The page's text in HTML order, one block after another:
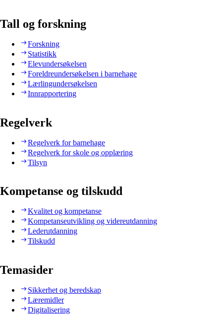
Tall og forskning
Forskning
Statistikk
Elevundersøkelsen
Foreldreundersøkelsen i barnehage
Lærlingundersøkelsen
Innrapportering
Regelverk
Regelverk for barnehage
Regelverk for skole og opplæring
Tilsyn
Kompetanse og tilskudd
Kvalitet og kompetanse
Kompetanseutvikling og videreutdanning
Lederutdanning
Tilskudd
Temasider
Sikkerhet og beredskap
Læremidler
Digitalisering